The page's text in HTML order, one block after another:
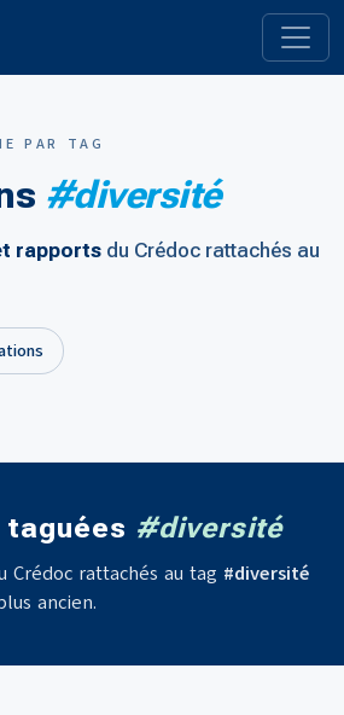
PAR TAG
#diversité
rapports du Crédoc rattachés au
#diversité
Crédoc rattachés au tag #diversité
ancien.